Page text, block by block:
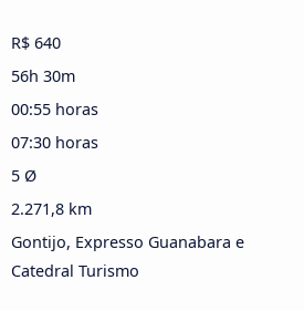
R$ 640
56h 30m
00:55 horas
07:30 horas
5 Ø
2.271,8 km
Gontijo, Expresso Guanabara e
Catedral Turismo